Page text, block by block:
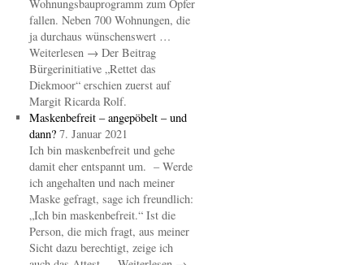
Wohnungsbauprogramm zum Opfer
fallen. Neben 700 Wohnungen, die
ja durchaus wünschenswert …
Weiterlesen → Der Beitrag
Bürgerinitiative „Rettet das
Diekmoor“ erschien zuerst auf
Margit Ricarda Rolf.
Maskenbefreit – angepöbelt – und
dann? 7. Januar 2021
Ich bin maskenbefreit und gehe
damit eher entspannt um. – Werde
ich angehalten und nach meiner
Maske gefragt, sage ich freundlich:
„Ich bin maskenbefreit.“ Ist die
Person, die mich fragt, aus meiner
Sicht dazu berechtigt, zeige ich